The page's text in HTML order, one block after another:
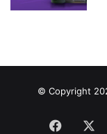
© Copyright